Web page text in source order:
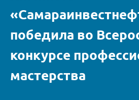
победила во
конкурсе
мастерства